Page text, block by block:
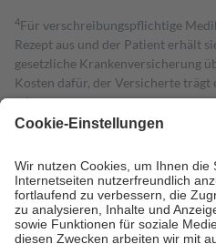
4Für verschreibungspflichtige
Rezept aus und der Patient erhält
gesetzliche Krankenversicherung
Kosten dafür, der Versicherte trägt
mit.
Grundsätzlich leisten Mitglieder
höchstens zehn Euro.
Es sind
Kosten der Leistung zu entrichten.
Diese Regeln gelten grundsätzlich
Bei Heilmitteln und häuslicher
Zuzahlung zehn Prozent der